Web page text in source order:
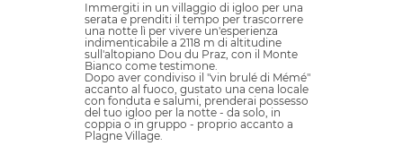
Immergiti in un villaggio di igloo per una
serata e prenditi il tempo per trascorrere
una notte lì per vivere un'esperienza
indimenticabile a 2118 m di altitudine
sull'altopiano Dou du Praz, con il Monte
Bianco come testimone.
Dopo aver condiviso il "vin brulé di Mémé"
accanto al fuoco, gustato una cena locale
con fonduta e salumi, prenderai possesso
del tuo igloo per la notte - da solo, in
coppia o in gruppo - proprio accanto a
Plagne Village.